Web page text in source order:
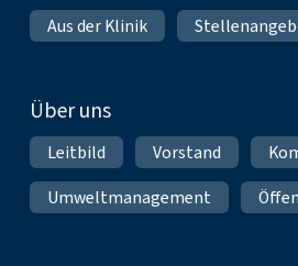
Aus der Klinik
Über uns
Leitbild Vorstand
Umweltmanagement